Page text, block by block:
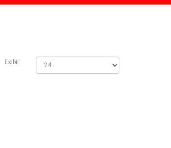
Exibir: